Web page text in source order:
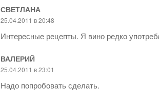
СВЕТЛАНА
25.04.2011 в 20:48
Интересные рецепты. Я вино редко
ВАЛЕРИЙ
25.04.2011 в 23:01
Надо попробовать сделать.